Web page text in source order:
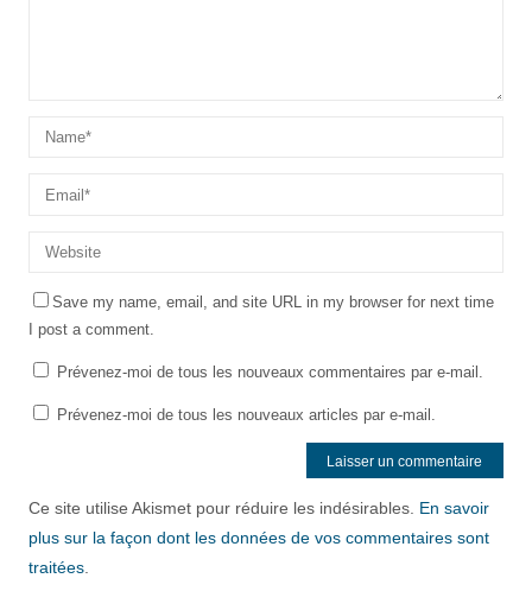
Save my name, email, and site URL in my browser for next time
I post a comment.
Prévenez-moi de tous les nouveaux commentaires par e-mail.
Prévenez-moi de tous les nouveaux articles par e-mail.
Ce site utilise Akismet pour réduire les indésirables. En savoir
plus sur la façon dont les données de vos commentaires sont
traitées